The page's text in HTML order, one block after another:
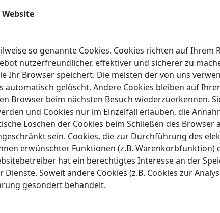
so genannte Cookies. Cookies richten auf Ihrem
nutzerfreundlicher, effektiver und sicherer zu
Ihr Browser speichert. Die meisten der von uns
automatisch gelöscht. Andere Cookies bleiben auf
Browser beim nächsten Besuch wiederzuerkennen.
und Cookies nur im Einzelfall erlauben, die
Löschen der Cookies beim Schließen des
sein. Cookies, die zur Durchführung des
erwünschter Funktionen (z.B. Warenkorbfunktion)
hat ein berechtigtes Interesse an der
Soweit andere Cookies (z.B. Cookies zur
gesondert behandelt.